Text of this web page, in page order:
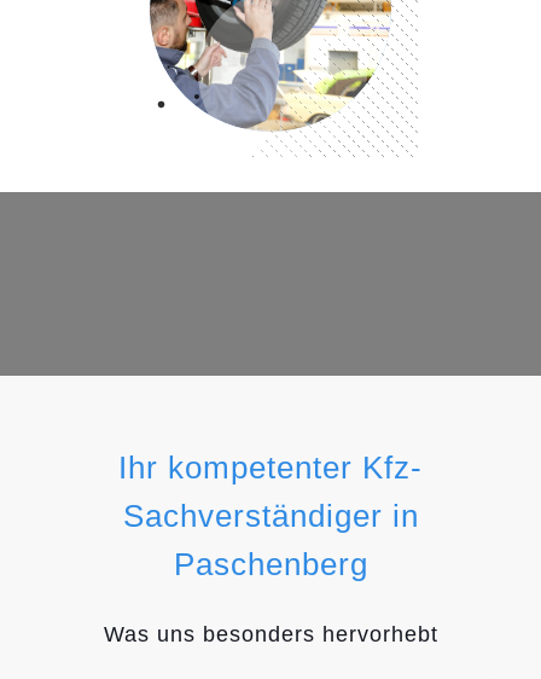
Ihr kompetenter Kfz-
Sachverständiger in
Paschenberg
Was uns besonders hervorhebt